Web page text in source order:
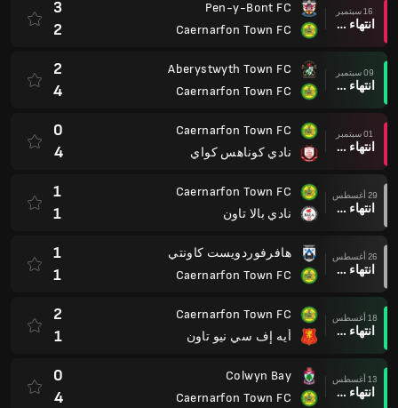
16 سبتمبر
انتهاء وقت المباراة
Pen-y-Bont FC
Caernarfon Town FC
3
2
09 سبتمبر
انتهاء وقت المباراة
Aberystwyth Town FC
Caernarfon Town FC
2
4
01 سبتمبر
انتهاء وقت المباراة
Caernarfon Town FC
نادي كوناهس كواي
0
4
29 أغسطس
انتهاء وقت المباراة
Caernarfon Town FC
نادي بالا تاون
1
1
26 أغسطس
انتهاء وقت المباراة
هافرفوردويست كاونتي
Caernarfon Town FC
1
1
18 أغسطس
انتهاء وقت المباراة
Caernarfon Town FC
أيه إف سي نيو تاون
2
1
13 أغسطس
انتهاء وقت المباراة
Colwyn Bay
Caernarfon Town FC
0
4